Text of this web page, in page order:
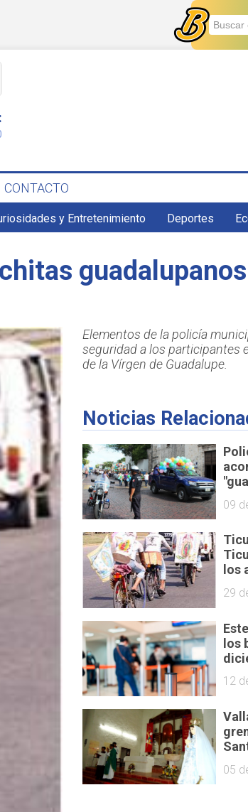
CONTACTO
y Entretenimiento Deportes
Elementos de la policía
seguridad a los participantes
de la Vírgen de Guadalupe.
Noticias
09
los
29
los
12
05